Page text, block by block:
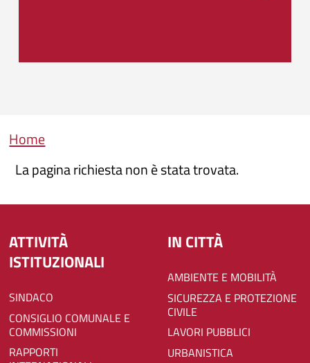
Briciole di pane
Home
La pagina richiesta non è stata trovata.
ATTIVITÀ
ISTITUZIONALI
SINDACO
CONSIGLIO COMUNALE E
COMMISSIONI
RAPPORTI
IN CITTÀ
AMBIENTE E MOBILITÀ
SICUREZZA E PROTEZIONE
CIVILE
LAVORI PUBBLICI
URBANISTICA